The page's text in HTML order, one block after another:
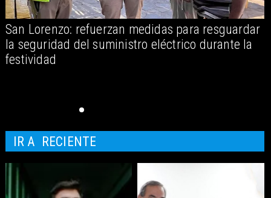
San Lorenzo: refuerzan medidas para resguardar
la seguridad del suministro eléctrico durante la
festividad
IR A RECIENTE